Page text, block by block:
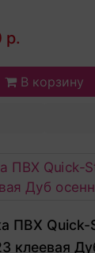
р.
В корзину
ПВХ Quick-
клеевая